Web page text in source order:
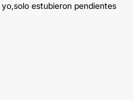
estubieron pendientes